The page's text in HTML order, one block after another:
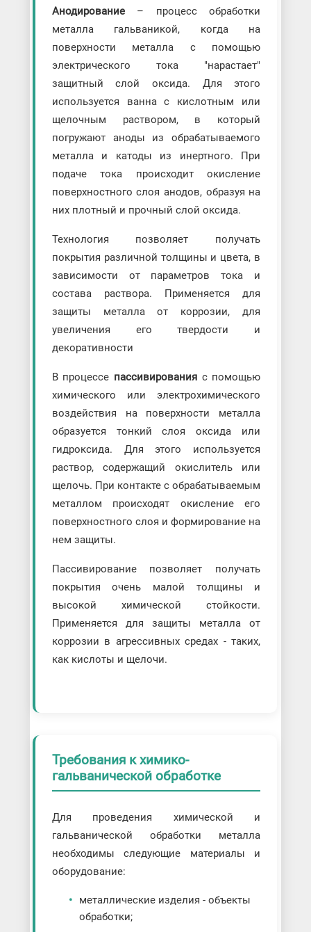
Анодирование– процесс обработки
металла гальваникой, когда на
поверхности металла с помощью
электрического тока "нарастает"
защитный слой оксида. Для этого
используется ванна с кислотным или
щелочным раствором, в который
погружают аноды из обрабатываемого
металла и катоды из инертного. При
подаче тока происходит окисление
поверхностного слоя анодов, образуя на
них плотный и прочный слой оксида.
Технология позволяет получать
покрытия различной толщины и цвета, в
зависимости от параметров тока и
состава раствора. Применяется для
защиты металла от коррозии, для
увеличения его твердости и
декоративности
В процессе пассивирования с помощью
химического или электрохимического
воздействия на поверхности металла
образуется тонкий слоя оксида или
гидроксида. Для этого используется
раствор, содержащий окислитель или
щелочь. При контакте с обрабатываемым
металлом происходят окисление его
поверхностного слоя и формирование на
нем защиты.
Пассивирование позволяет получать
покрытия очень малой толщины и
высокой химической стойкости.
Применяется для защиты металла от
коррозии в агрессивных средах - таких,
как кислоты и щелочи.
Требования к химико-
гальванической обработке
Для проведения химической и
гальванической обработки металла
необходимы следующие материалы и
оборудование:
металлические изделия - объекты
обработки;